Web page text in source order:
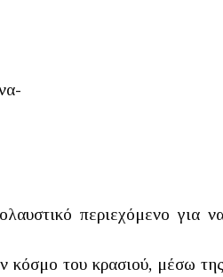
περιεχόμενο για
κόσμο του κρασιού, μέσω